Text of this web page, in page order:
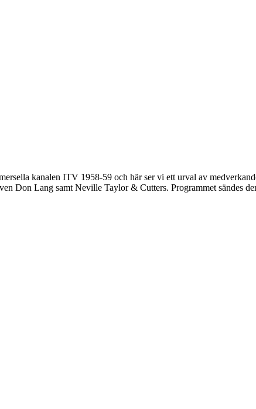
kanalen ITV 1958-59 och här ser vi ett urval av
Don Lang samt Neville Taylor & Cutters. Programmet sändes